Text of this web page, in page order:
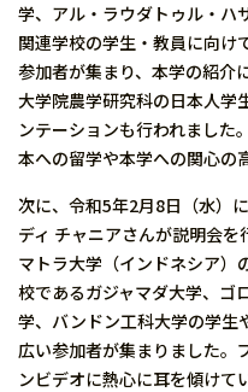
学、アル・ラウダトゥル・ハ
関連学校の学生・教員に向け
参加者が集まり、本学の紹介
大学院農学研究科の日本人学
ンテーションも行われました
本への留学や本学への関心の
次に、令和5年2月8日（水）
ディ チャニアさんが説明会
マトラ大学（インドネシア）
校であるガジャマダ大学、ゴ
学、バンドン工科大学の学生
広い参加者が集まりました。
ンビデオに熱心に耳を傾けて